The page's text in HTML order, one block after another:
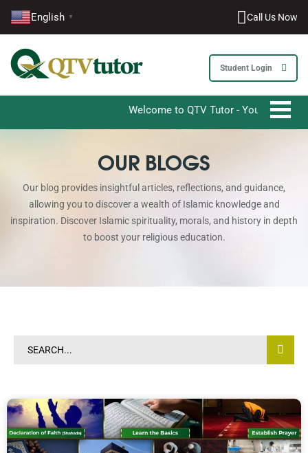
English ▼ Call Us Now
1-212-381-1055
61-3-8820-5043
Student Login
Welcome to QTV Tutor - Your Ultimate
OUR BLOGS
Our blog provides insightful articles, reflections, and guidance,
allowing you to discover a wealth of Islamic knowledge and
inspiration. Discover Islamic spirituality, morals, and history in depth
to boost your religious education.